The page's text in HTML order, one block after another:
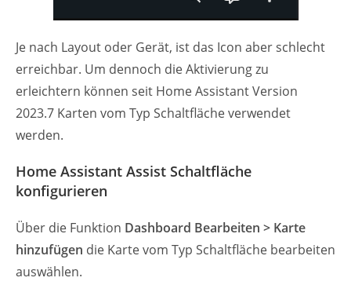
Je nach Layout oder Gerät, ist das Icon aber schlecht
erreichbar. Um dennoch die Aktivierung zu
erleichtern können seit Home Assistant Version
2023.7 Karten vom Typ Schaltfläche verwendet
werden.
Home Assistant Assist Schaltfläche
konfigurieren
Über die Funktion Dashboard Bearbeiten > Karte
hinzufügen die Karte vom Typ Schaltfläche bearbeiten
auswählen.